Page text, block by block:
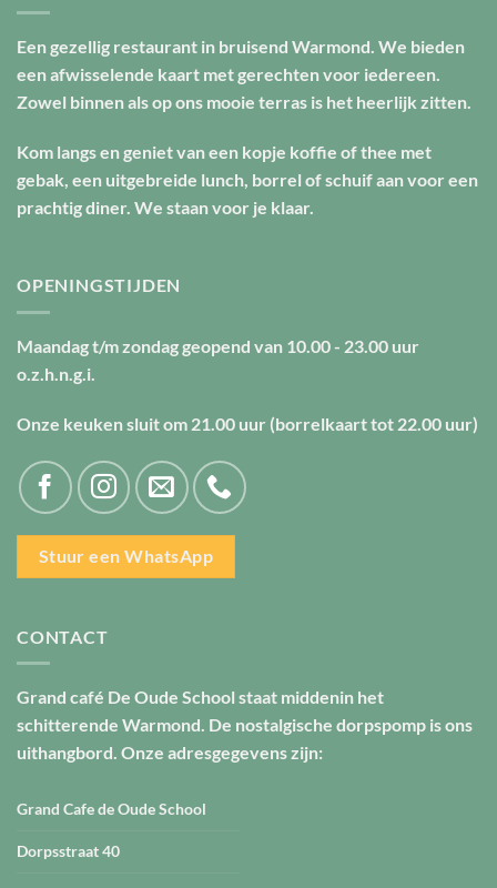
Een gezellig restaurant in bruisend Warmond. We bieden
een afwisselende kaart met gerechten voor iedereen.
Zowel binnen als op ons mooie terras is het heerlijk zitten.
Kom langs en geniet van een kopje koffie of thee met
gebak, een uitgebreide lunch, borrel of schuif aan voor een
prachtig diner. We staan voor je klaar.
OPENINGSTIJDEN
Maandag t/m zondag geopend van 10.00 - 23.00 uur
o.z.h.n.g.i.
Onze keuken sluit om 21.00 uur (borrelkaart tot 22.00 uur)
Stuur een WhatsApp
CONTACT
Grand café De Oude School staat middenin het
schitterende Warmond. De nostalgische dorpspomp is ons
uithangbord. Onze adresgegevens zijn:
Grand Cafe de Oude School
Dorpsstraat 40